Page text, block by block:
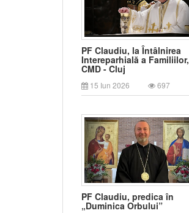
PF Claudiu, la Întâlnirea
Intereparhială a Familiilor,
CMD - Cluj
15 Iun 2026 697
PF Claudiu, predica în
„Duminica Orbului”